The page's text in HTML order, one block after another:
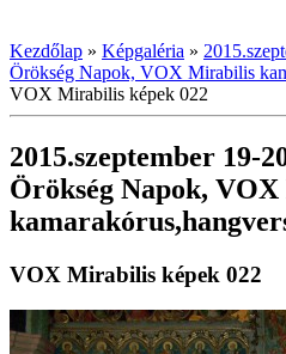
Kezdőlap » Képgaléria »
Örökség Napok, VOX Mirabilis
VOX Mirabilis képek 022
2015.szeptember 19-
Örökség Napok,
VOX Mirabilis képek 022